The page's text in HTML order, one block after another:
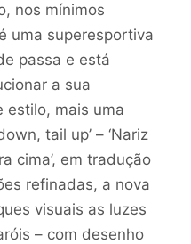
nos mínimos
uma superesportiva
passa e está
a sua
estilo, mais uma
tail up’ – ‘Nariz
cima’, em tradução
refinadas, a nova
visuais as luzes
– com desenho